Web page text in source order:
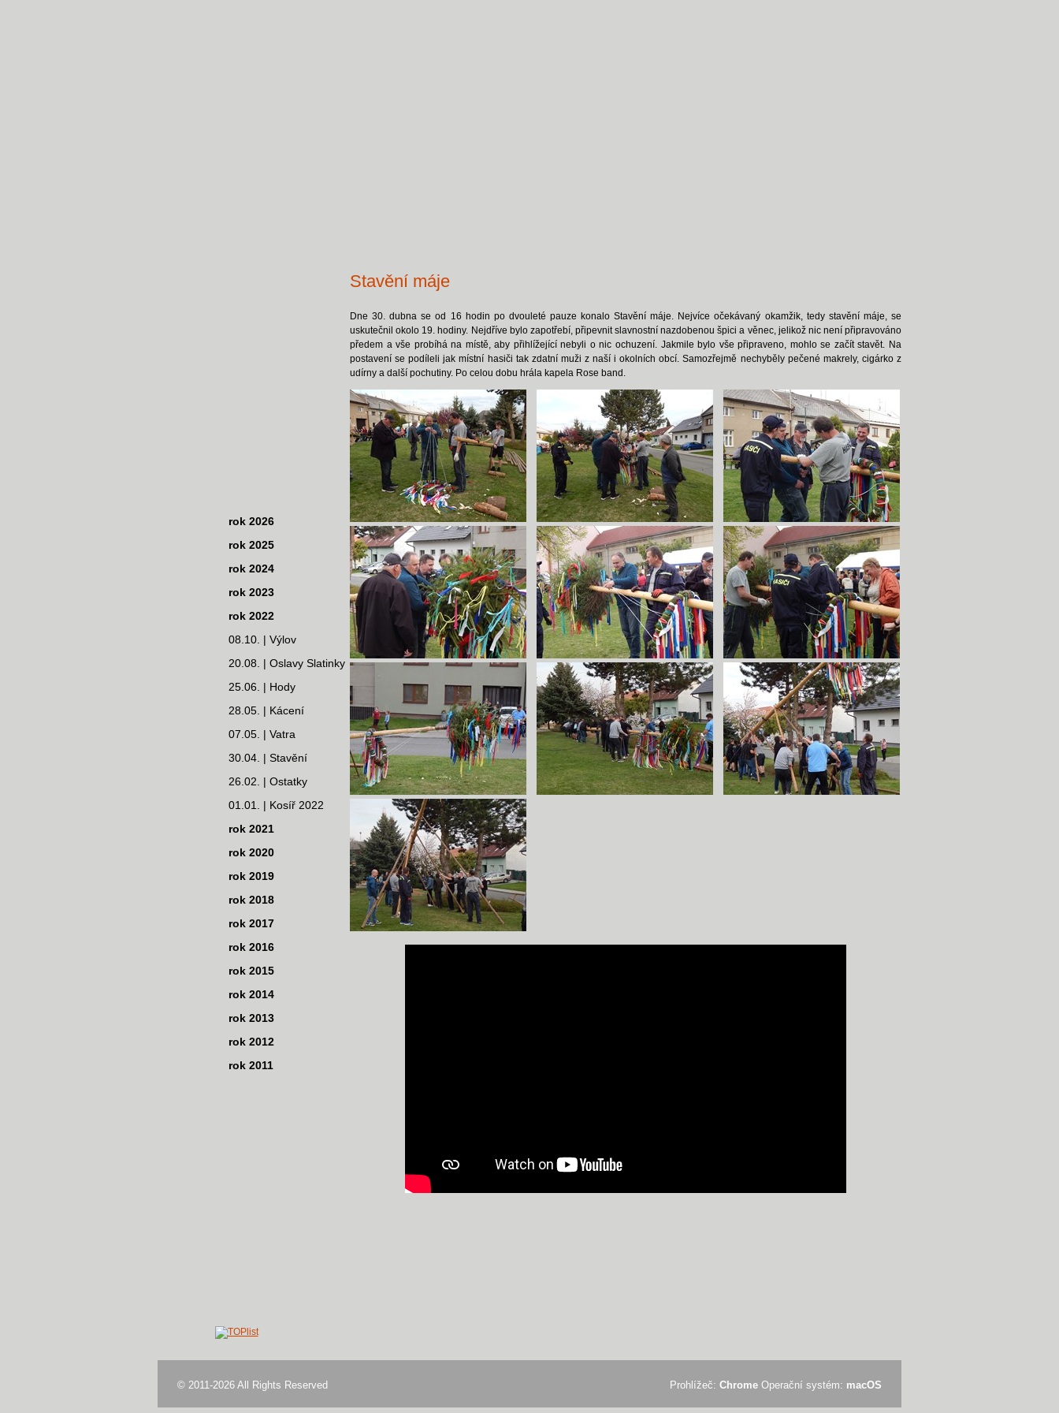
Stavění máje
Dne 30. dubna se od 16 hodin po dvouleté pauze konalo Stavění máje. Nejvíce očekávaný okamžik, tedy stavění máje, se
uskutečnil okolo 19. hodiny. Nejdříve bylo zapotřebí, připevnit slavnostní nazdobenou špici a věnec, jelikož nic není připravováno
předem a vše probíhá na místě, aby přihlížející nebyli o nic ochuzení. Jakmile bylo vše připraveno, mohlo se začít stavět. Na
postavení se podíleli jak místní hasiči tak zdatní muži z naší i okolních obcí. Samozřejmě nechyběly pečené makrely, cigárko z
udírny a další pochutiny. Po celou dobu hrála kapela Rose band.
rok 2026
rok 2025
rok 2024
rok 2023
rok 2022
08.10. | Výlov
20.08. | Oslavy Slatinky
25.06. | Hody
28.05. | Kácení
07.05. | Vatra
30.04. | Stavění
26.02. | Ostatky
01.01. | Kosíř 2022
rok 2021
rok 2020
rok 2019
rok 2018
rok 2017
rok 2016
rok 2015
rok 2014
rok 2013
rok 2012
rok 2011
© 2011-2026 All Rights Reserved Prohlížeč: Chrome Operační systém: macOS